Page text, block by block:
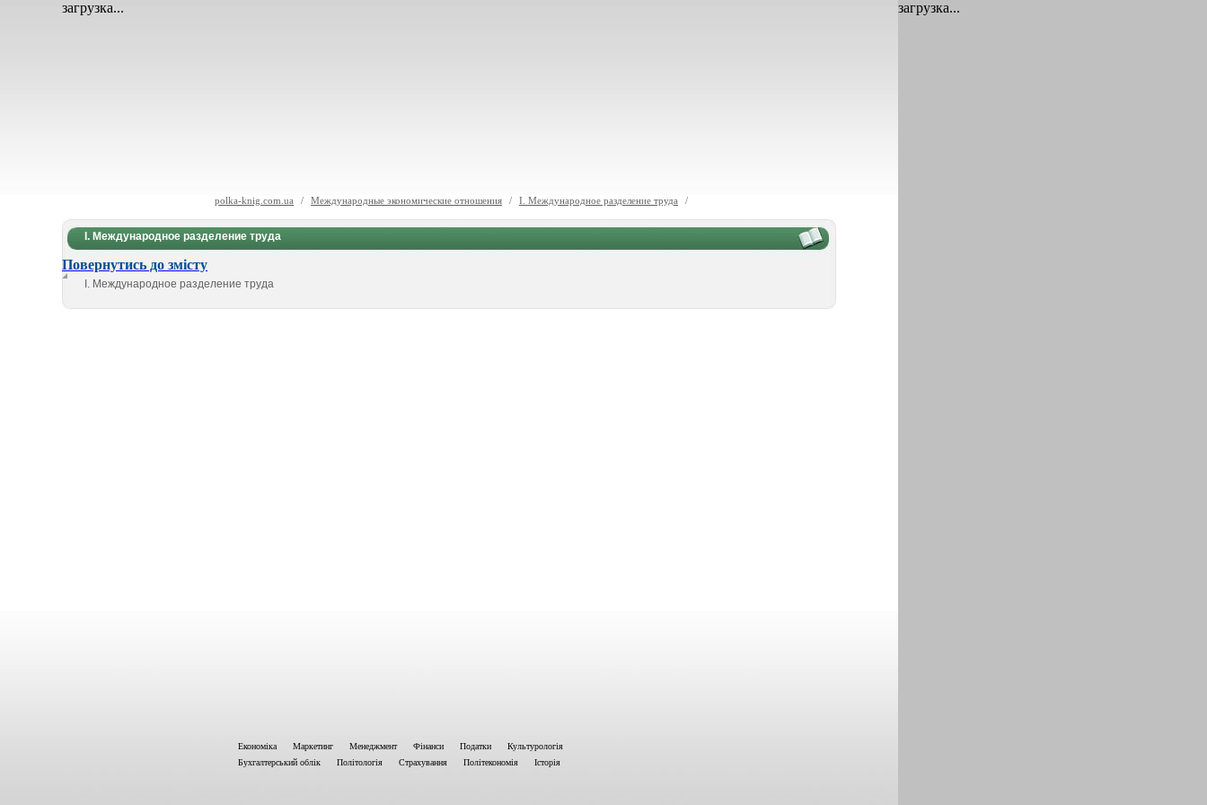
загрузка...
polka-knig.com.ua / Международные экономические отношения / I. Международное разделение труда /
I. Международное разделение труда
Повернутись до змісту
I. Международное разделение труда
Економіка Маркетинг Менеджмент Фінанси Податки
Культурологія
Бухгалтерський облік
Політологія Страхування Політекономія Історія
загрузка...